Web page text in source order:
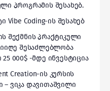
პროგრამის შესახებ.
Vibe Coding-ის შესახებ
შექმნის პრაქტიკული
შესაძლებლობა
000$ -მდე ინვესტიცია
Creation-ის კურსის
ვიკა დავითაშვილი